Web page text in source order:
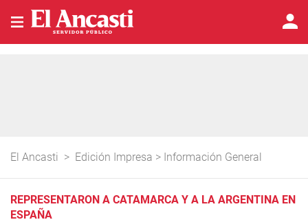
El Ancasti > Edición Impresa > Información General
REPRESENTARON A CATAMARCA Y A LA ARGENTINA EN
ESPAÑA